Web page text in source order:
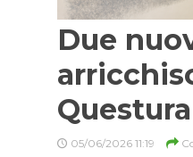
Due
05/06/2026 11:19